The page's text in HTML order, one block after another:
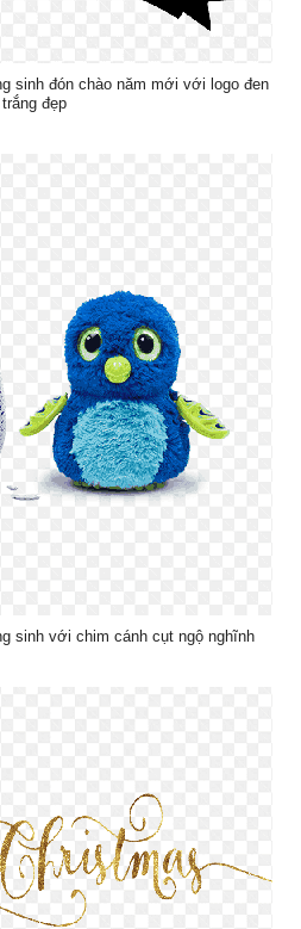
sinh đón chào năm mới với logo đen
trắng đẹp
sinh với chim cánh cụt ngộ nghĩnh